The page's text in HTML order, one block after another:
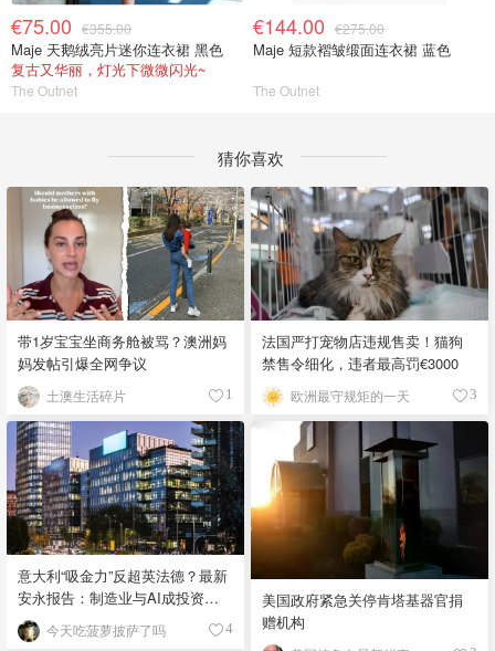
€75.00 €355.00
Maje 天鹅绒亮片迷你连衣裙 黑色
复古又华丽，灯光下微微闪光~
The Outnet
€144.00 €275.00
Maje 短款褶皱缎面连衣裙 蓝色
The Outnet
猜你喜欢
带1岁宝宝坐商务舱被骂？澳洲妈
妈发帖引爆全网争议
土澳生活碎片 1
法国严打宠物店违规售卖！猫狗
禁售令细化，违者最高罚€3000
欧洲最守规矩的一天 3
意大利“吸金力”反超英法德？最新
安永报告：制造业与AI成投资新
宠！ 今天吃菠萝披萨了吗 4
美国政府紧急关停肯塔基器官捐
赠机构